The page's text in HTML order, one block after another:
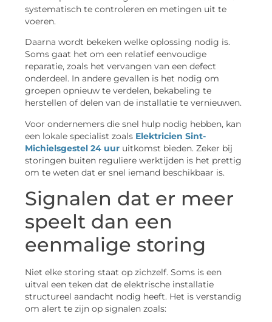
systematisch te controleren en metingen uit te
voeren.
Daarna wordt bekeken welke oplossing nodig is.
Soms gaat het om een relatief eenvoudige
reparatie, zoals het vervangen van een defect
onderdeel. In andere gevallen is het nodig om
groepen opnieuw te verdelen, bekabeling te
herstellen of delen van de installatie te vernieuwen.
Voor ondernemers die snel hulp nodig hebben, kan
een lokale specialist zoals Elektricien Sint-
Michielsgestel 24 uur uitkomst bieden. Zeker bij
storingen buiten reguliere werktijden is het prettig
om te weten dat er snel iemand beschikbaar is.
Signalen dat er meer
speelt dan een
eenmalige storing
Niet elke storing staat op zichzelf. Soms is een
uitval een teken dat de elektrische installatie
structureel aandacht nodig heeft. Het is verstandig
om alert te zijn op signalen zoals: